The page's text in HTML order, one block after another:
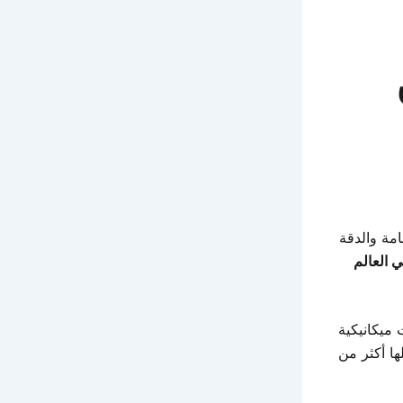
والدقة
العالم
أكثر من